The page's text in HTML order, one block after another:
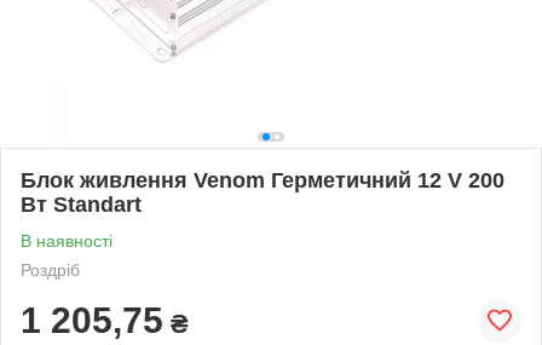
Блок живлення Venom Герметичний 12 V 200
Вт Standart
В наявності
Роздріб
1 205,75 ₴